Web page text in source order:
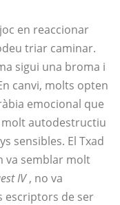
en reaccionar
triar caminar.
sigui una broma i
canvi, molts opten
emocional que
molt autodestructiu
sensibles. El Txad
va semblar molt
IV, no va
escriptors de ser